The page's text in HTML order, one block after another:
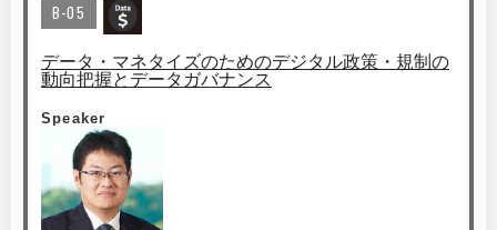
B-05
データ・マネタイズのためのデジタル政策・規制の
動向把握とデータガバナンス
Speaker